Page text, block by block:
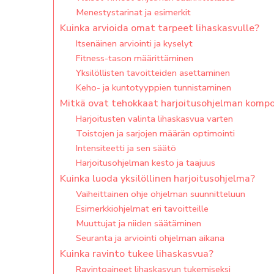
Menestystarinat ja esimerkit
Kuinka arvioida omat tarpeet lihaskasvulle?
Itsenäinen arviointi ja kyselyt
Fitness-tason määrittäminen
Yksilöllisten tavoitteiden asettaminen
Keho- ja kuntotyyppien tunnistaminen
Mitkä ovat tehokkaat harjoitusohjelman
Harjoitusten valinta lihaskasvua varten
Toistojen ja sarjojen määrän optimointi
Intensiteetti ja sen säätö
Harjoitusohjelman kesto ja taajuus
Kuinka luoda yksilöllinen harjoitusohjelma?
Vaiheittainen ohje ohjelman suunnitteluun
Esimerkkiohjelmat eri tavoitteille
Muuttujat ja niiden säätäminen
Seuranta ja arviointi ohjelman aikana
Kuinka ravinto tukee lihaskasvua?
Ravintoaineet lihaskasvun tukemiseksi